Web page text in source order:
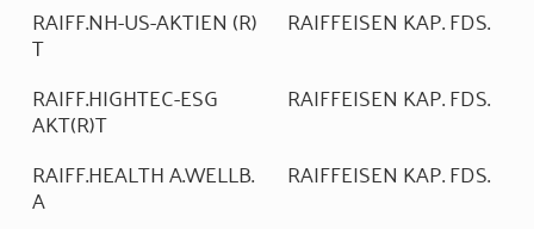
RAIFF.NH-US-AKTIEN (R)
T
RAIFFEISEN KAP. FDS.
RAIFF.HIGHTEC-ESG
AKT(R)T
RAIFFEISEN KAP. FDS.
RAIFF.HEALTH A.WELLB.
A
RAIFFEISEN KAP. FDS.